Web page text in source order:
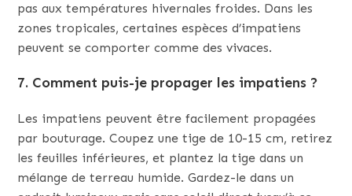
pas aux températures hivernales froides. Dans les
zones tropicales, certaines espèces d’impatiens
peuvent se comporter comme des vivaces.
7. Comment puis-je propager les impatiens ?
Les impatiens peuvent être facilement propagées
par bouturage. Coupez une tige de 10-15 cm, retirez
les feuilles inférieures, et plantez la tige dans un
mélange de terreau humide. Gardez-le dans un